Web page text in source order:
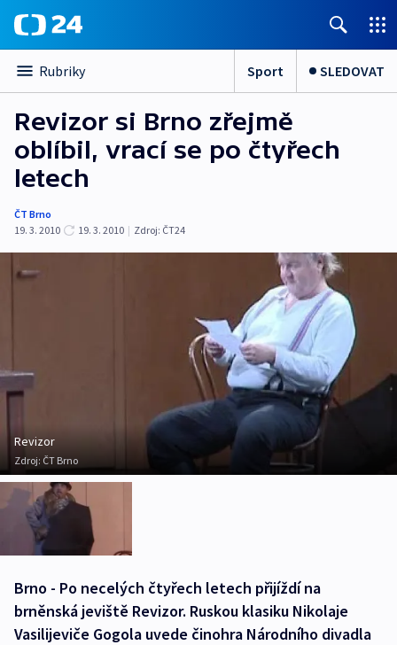
Rubriky Sport SLEDOVAT
Revizor si Brno zřejmě
oblíbil, vrací se po čtyřech
letech
ČT Brno
19. 3. 2010
19. 3. 2010 | Zdroj: ČT24
Revizor
Zdroj: ČT Brno
Brno - Po necelých čtyřech letech přijíždí na
brněnská jeviště Revizor. Ruskou klasiku Nikolaje
Vasilijeviče Gogola uvede činohra Národního divadla